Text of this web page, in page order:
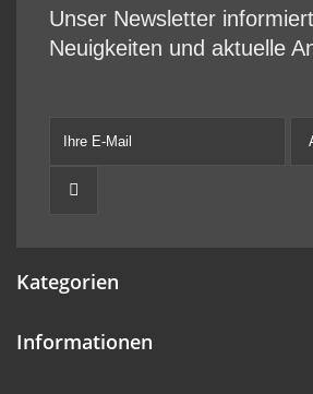
Unser Newsletter
Neuigkeiten und aktuelle
Kategorien
Informationen